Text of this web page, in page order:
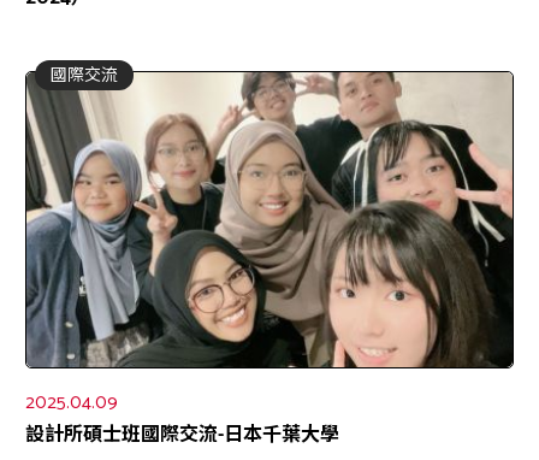
國際交流
2025.04.09
設計所碩士班國際交流-日本千葉大學